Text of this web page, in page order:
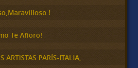
!
Te Añoro!
ARTISTAS PARÍS-ITALIA,